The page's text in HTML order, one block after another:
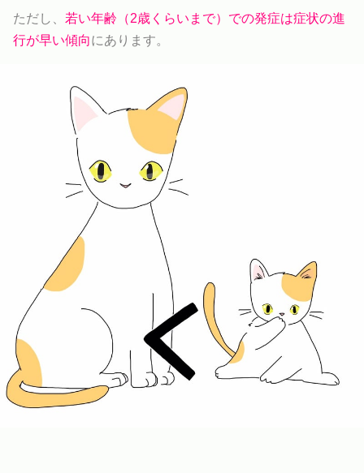
ただし、 若い年齢（2歳くらいまで）での発症は症状の進
行が早い傾向にあります。